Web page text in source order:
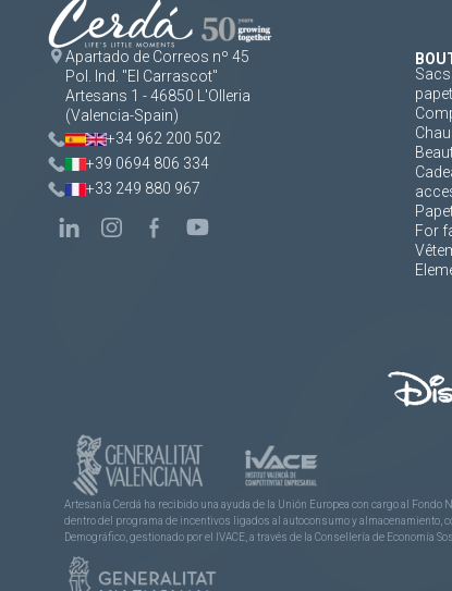
Apartado de Correos nº 45
Pol. Ind. "El Carrascot"
Artesans 1 - 46850 L'Olleria
(Valencia-Spain)
+34 962 200 502
+39 0694 806 334
+33 249 880 967
For
Artesanía Cerdá ha recibido una ayuda de la Unión Europea con cargo al
dentro del programa de incentivos ligados al autoconsumo y
Demográfico, gestionado por el IVACE, a través de la Consellería de Economía